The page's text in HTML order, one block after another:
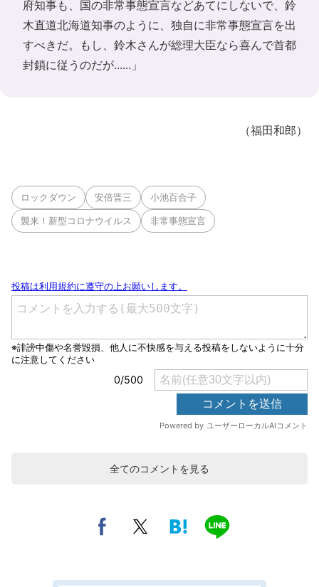
府知事も、国の非常事態宣言などあてにしないで、鈴
木直道北海道知事のように、独自に非常事態宣言を出
すべきだ。もし、鈴木さんが総理大臣なら喜んで首都
封鎖に従うのだが......」
（福田和郎）
ロックダウン 安倍晋三 小池百合子
襲来！新型コロナウイルス 非常事態宣言
全てのコメントを見る